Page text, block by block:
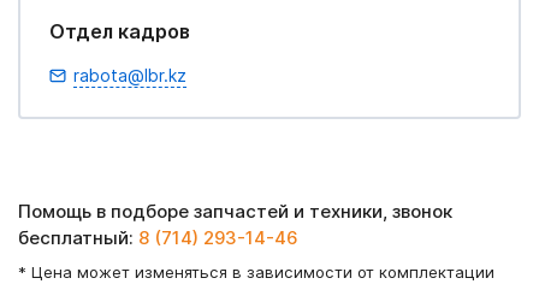
Отдел кадров
rabota@lbr.kz
Помощь в подборе запчастей и техники, звонок
бесплатный: 8 (714) 293-14-46
* Цена может изменяться в зависимости от комплектации